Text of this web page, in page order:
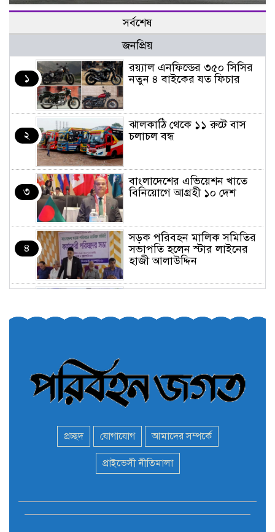
সর্বশেষ
জনপ্রিয়
১
র‌য়্যাল এনফিল্ডের ৩৫০ সিসির
নতুন ৪ বাইকের যত ফিচার
২
ঝালকাঠি থেকে ১১ রুটে বাস
চলাচল বন্ধ
৩
বাংলাদেশের এভিয়েশন খাতে
বিনিয়োগে আগ্রহী ১০ দেশ
৪
সড়ক পরিবহন মালিক সমিতির
সভাপতি হলেন স্টার লাইনের
হাজী আলাউদ্দিন
অনির্দিষ্টকালের জন্য বাংলাদেশে
মন্ত্রী এমপিদের দেশত্যাগের
হিড়িক : নিরাপদ আশ্রয়ে
বাস ড্রাইভার নিকোলাস মাদুরো
প্রচ্ছদ যোগাযোগ আমাদের সম্পর্কে
প্রাইভেসী নীতিমালা